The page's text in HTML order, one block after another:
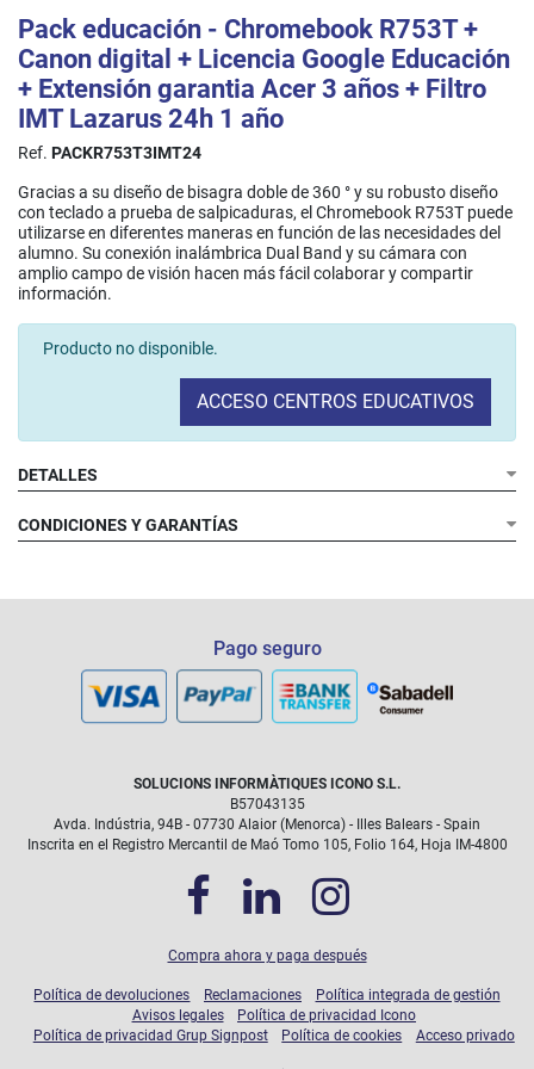
Pack educación - Chromebook R753T +
Canon digital + Licencia Google Educación
+ Extensión garantia Acer 3 años + Filtro
IMT Lazarus 24h 1 año
Ref. PACKR753T3IMT24
Gracias a su diseño de bisagra doble de 360 ° y su robusto diseño
con teclado a prueba de salpicaduras, el Chromebook R753T puede
utilizarse en diferentes maneras en función de las necesidades del
alumno. Su conexión inalámbrica Dual Band y su cámara con
amplio campo de visión hacen más fácil colaborar y compartir
información.​
Producto no disponible.
ACCESO CENTROS EDUCATIVOS
DETALLES
CONDICIONES Y GARANTÍAS
Las intervenciones debidas a daños accidentales (rotura de
pantalla,...) que queden cubiertas durante el tiempo que dure
el plan, tendrán un coste fijo de 30 euros.
Pago seguro
SOLUCIONS INFORMÀTIQUES ICONO S.L.
B57043135
Avda. Indústria, 94B - 07730 Alaior (Menorca) - Illes Balears - Spain
Inscrita en el Registro Mercantil de Maó Tomo 105, Folio 164, Hoja IM-4800
Compra ahora y paga después
Política de devoluciones Reclamaciones
Política integrada de gestión
Avisos legales
Política de privacidad Icono
Política de privacidad Grup Signpost
Política de cookies Acceso privado